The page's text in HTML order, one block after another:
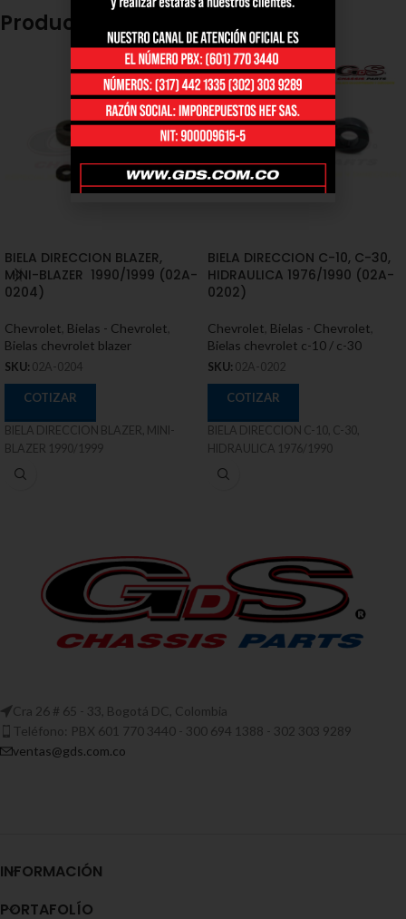
Productos relacionados
BIELA DIRECCION BLAZER,
MINI-BLAZER 1990/1999 (02A-
0204)
Chevrolet Bielas - Chevrolet
Bielas chevrolet blazer
SKU: 02A-0204
COTIZAR
BIELA DIRECCION BLAZER, MINI-
BLAZER 1990/1999
BIELA DIRECCION C-10, C-30,
HIDRAULICA 1976/1990 (02A-
0202)
Chevrolet Bielas - Chevrolet
Bielas chevrolet c-10 / c-30
SKU: 02A-0202
COTIZAR
BIELA DIRECCION C-10, C-30,
HIDRAULICA 1976/1990
Cra 26 # 65 - 33, Bogotá DC, Colombia
Teléfono: PBX 601 770 3440 - 300 694 1388 - 302 303 9289
ventas@gds.com.co
INFORMACIÓN
PORTAFOLÍO